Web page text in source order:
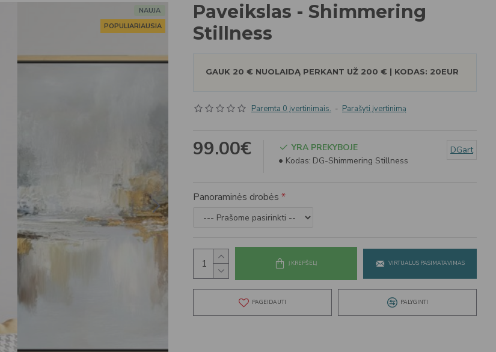
NAUJA
POPULIARIAUSIA
Paveikslas - Shimmering
Stillness
GAUK 20 € NUOLAIDĄ PERKANT UŽ 200 € | KODAS: 20EUR
Paremta 0 įvertinimais. - Parašyti įvertinimą
99.00€
YRA PREKYBOJE
Kodas: DG-Shimmering Stillness
DGart
Panoraminės drobės
Į KREPŠELĮ VIRTUALUS PASIMATAVIMAS
PAGEIDAUTI PALYGINTI